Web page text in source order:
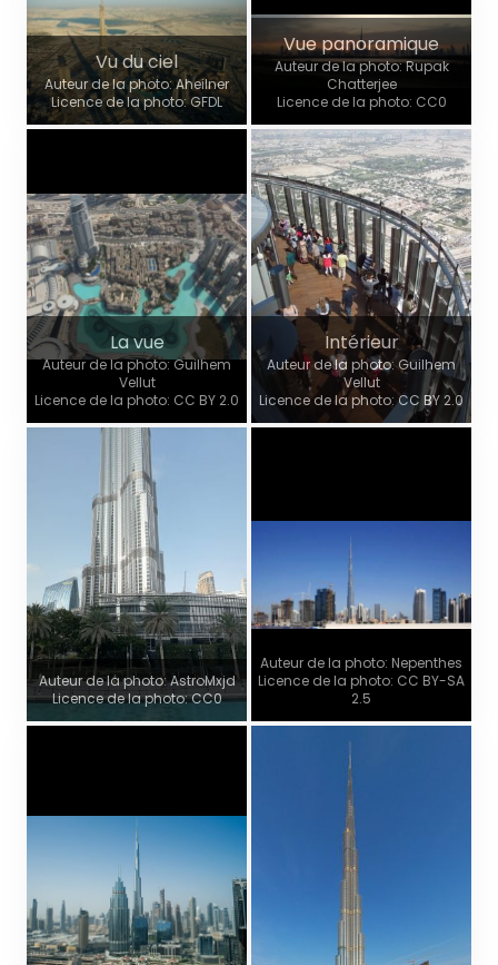
Vu du ciel
Auteur de la photo: Aheilner
Licence de la photo: GFDL
Vue panoramique
Auteur de la photo: Rupak
Chatterjee
Licence de la photo: CC0
La vue
Auteur de la photo: Guilhem
Vellut
Licence de la photo: CC BY 2.0
Intérieur
Auteur de la photo: Guilhem
Vellut
Licence de la photo: CC BY 2.0
Auteur de la photo: AstroMxjd
Licence de la photo: CC0
Auteur de la photo: Nepenthes
Licence de la photo: CC BY-SA
2.5